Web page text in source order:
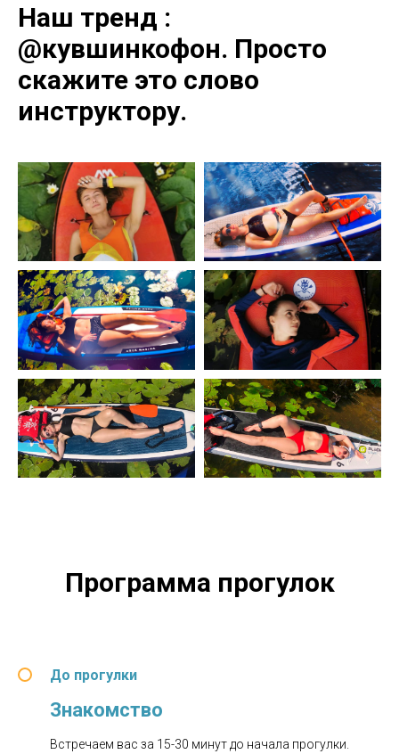
Наш тренд :
@кувшинкофон. Просто
скажите это слово
инструктору.
Программа прогулок
До прогулки
Знакомство
Встречаем вас за 15-30 минут до начала прогулки.